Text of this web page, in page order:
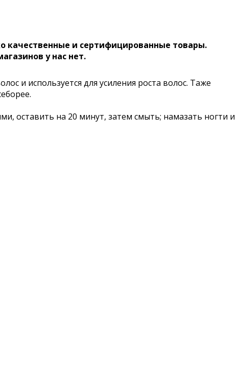
и сертифицированные товары.
у нас нет.
и используется для усиления роста волос. Таже
оставить на 20 минут, затем смыть; намазать ногти и